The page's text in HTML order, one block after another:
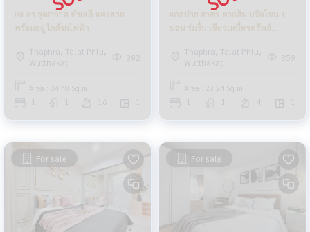
เพ-ลา วุฒากาศ ทำเลดี แต่งสวย
พร้อมอยู่ ใกล้รถไฟฟ้า
Thaphra, Talat Phlu,
Wutthakat
392
Area : 34.48 Sq.m.
1 1 16 1
แอสปาย สาทร-ตากสิน บริคโซน 1
นอน ร่มรื่น เขียวเหนี่ยวทรัพย์
Aspire
Thaphra, Talat Phlu,
Wutthakat
359
Area : 28.24 Sq.m.
1 1 4 1
For sale For sale